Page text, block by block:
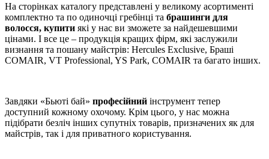
На сторінках каталогу представлені у великому асортименті
комплектно та по одиночці гребінці та брашинги для
волосся, купити які у нас ви зможете за найдешевшими
цінами. І все це – продукція кращих фірм, які заслужили
визнання та пошану майстрів: Hercules Exclusive, Браші
COMAIR, VT Professional, YS Park, COMAIR та багато інших.
Завдяки «Бьюті бай» професійний інструмент тепер
доступний кожному охочому. Крім цього, у нас можна
підібрати безліч інших супутніх товарів, призначених як для
майстрів, так і для приватного користування.